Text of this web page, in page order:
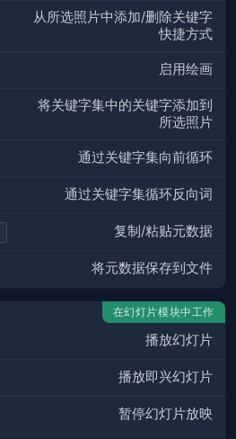
从所选照片中添加/删除关键字
快捷方式
启用绘画
将关键字集中的关键字添加到
所选照片
通过关键字集向前循环
通过关键字集循环反向词
复制/粘贴元数据
将元数据保存到文件
在幻灯片模块中工作
播放幻灯片
播放即兴幻灯片
暂停幻灯片放映